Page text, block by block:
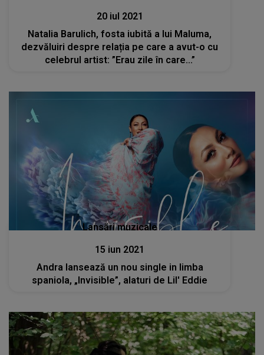
20 iul 2021
Natalia Barulich, fosta iubită a lui Maluma,
dezvăluiri despre relația pe care a avut-o cu
celebrul artist: ”Erau zile în care...”
Lansări muzicale
15 iun 2021
Andra lansează un nou single in limba
spaniola, „Invisible”, alaturi de Lil' Eddie